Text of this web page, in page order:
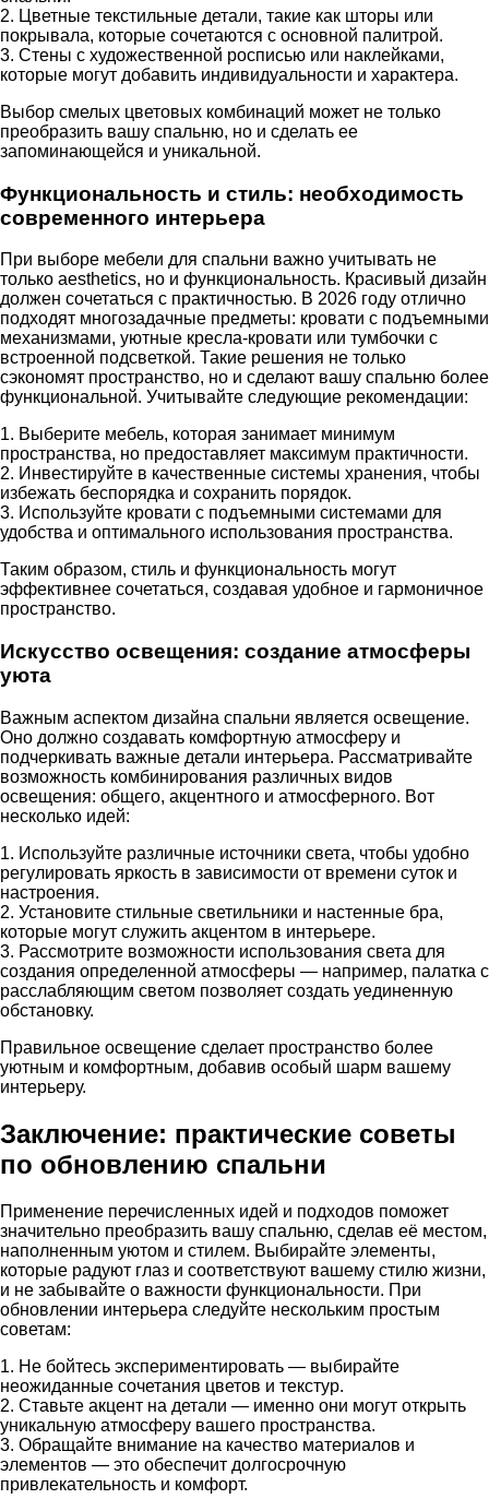
2. Цветные текстильные детали, такие как шторы или
покрывала, которые сочетаются с основной палитрой.
3. Стены с художественной росписью или наклейками,
которые могут добавить индивидуальности и характера.
Выбор смелых цветовых комбинаций может не только
преобразить вашу спальню, но и сделать ее
запоминающейся и уникальной.
Функциональность и стиль: необходимость
современного интерьера
При выборе мебели для спальни важно учитывать не
только aesthetics, но и функциональность. Красивый дизайн
должен сочетаться с практичностью. В 2026 году отлично
подходят многозадачные предметы: кровати с подъемными
механизмами, уютные кресла-кровати или тумбочки с
встроенной подсветкой. Такие решения не только
сэкономят пространство, но и сделают вашу спальню более
функциональной. Учитывайте следующие рекомендации:
1. Выберите мебель, которая занимает минимум
пространства, но предоставляет максимум практичности.
2. Инвестируйте в качественные системы хранения, чтобы
избежать беспорядка и сохранить порядок.
3. Используйте кровати с подъемными системами для
удобства и оптимального использования пространства.
Таким образом, стиль и функциональность могут
эффективнее сочетаться, создавая удобное и гармоничное
пространство.
Искусство освещения: создание атмосферы
уюта
Важным аспектом дизайна спальни является освещение.
Оно должно создавать комфортную атмосферу и
подчеркивать важные детали интерьера. Рассматривайте
возможность комбинирования различных видов
освещения: общего, акцентного и атмосферного. Вот
несколько идей:
1. Используйте различные источники света, чтобы удобно
регулировать яркость в зависимости от времени суток и
настроения.
2. Установите стильные светильники и настенные бра,
которые могут служить акцентом в интерьере.
3. Рассмотрите возможности использования света для
создания определенной атмосферы — например, палатка с
расслабляющим светом позволяет создать уединенную
обстановку.
Правильное освещение сделает пространство более
уютным и комфортным, добавив особый шарм вашему
интерьеру.
Заключение: практические советы
по обновлению спальни
Применение перечисленных идей и подходов поможет
значительно преобразить вашу спальню, сделав её местом,
наполненным уютом и стилем. Выбирайте элементы,
которые радуют глаз и соответствуют вашему стилю жизни,
и не забывайте о важности функциональности. При
обновлении интерьера следуйте нескольким простым
советам:
1. Не бойтесь экспериментировать — выбирайте
неожиданные сочетания цветов и текстур.
2. Ставьте акцент на детали — именно они могут открыть
уникальную атмосферу вашего пространства.
3. Обращайте внимание на качество материалов и
элементов — это обеспечит долгосрочную
привлекательность и комфорт.